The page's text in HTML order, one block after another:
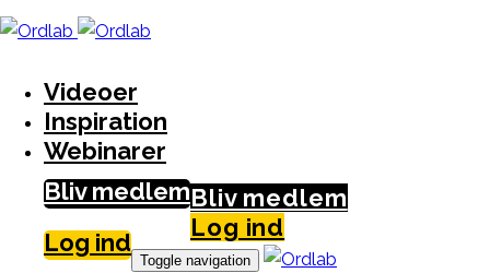
Skip
links
S
Videoer
Inspiration
Webinarer
Bliv medlem
Log ind
Bliv medlem
Log ind
Toggle navigation